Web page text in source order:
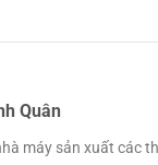
Quân
máy sản xuất các